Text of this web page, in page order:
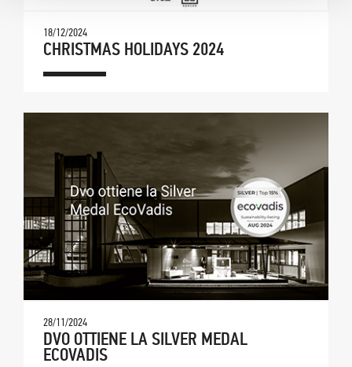
18/12/2024
CHRISTMAS HOLIDAYS 2024
28/11/2024
DVO OTTIENE LA SILVER MEDAL
ECOVADIS